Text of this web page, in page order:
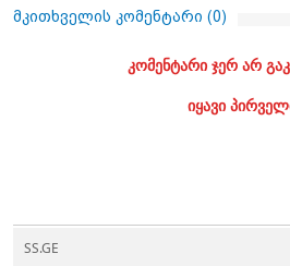
მკითხველის კომენტარი (0)
კომენტარი ჯერ არ
იყავი
SS.GE